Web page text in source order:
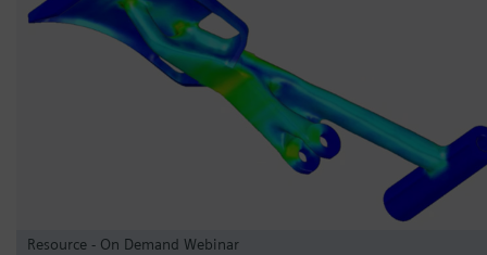
Resource - On Demand Webinar